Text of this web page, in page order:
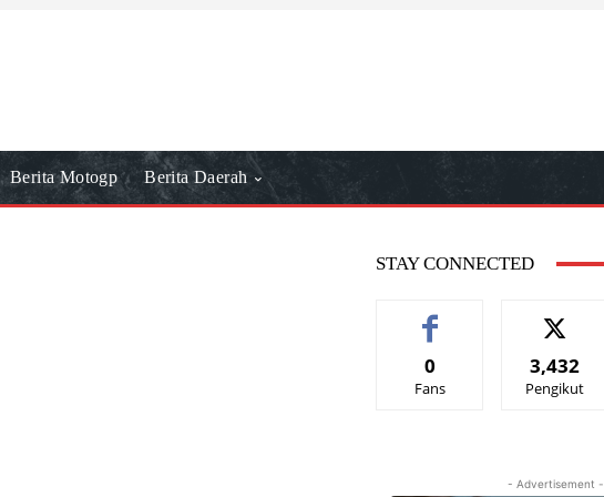
Berita Motogp Berita Daerah
STAY CONNECTED
0
Fans
3,432
Pengikut
- Advertisement -